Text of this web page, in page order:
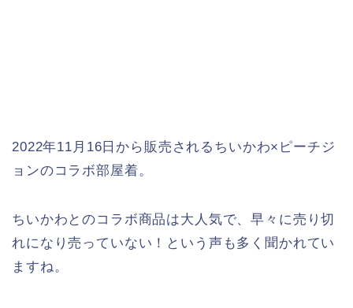
2022年11月16日から販売されるちいかわ×ピーチジ
ョンのコラボ部屋着。
ちいかわとのコラボ商品は大人気で、早々に売り切
れになり売っていない！という声も多く聞かれてい
ますね。